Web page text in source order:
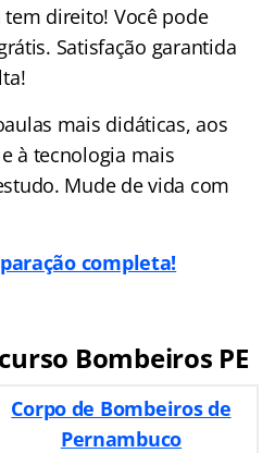
tem direito! Você pode
Satisfação garantida
mais didáticas, aos
à tecnologia mais
Mude de vida com
completa!
Bombeiros PE
Corpo de Bombeiros de
Pernambuco